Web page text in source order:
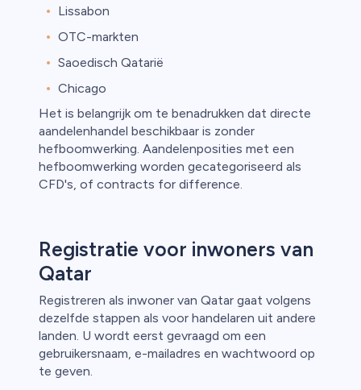
Lissabon
OTC-markten
Saoedisch Qatarië
Chicago
Het is belangrijk om te benadrukken dat directe
aandelenhandel beschikbaar is zonder
hefboomwerking. Aandelenposities met een
hefboomwerking worden gecategoriseerd als
CFD's, of contracts for difference.
Registratie voor inwoners van
Qatar
Registreren als inwoner van Qatar gaat volgens
dezelfde stappen als voor handelaren uit andere
landen. U wordt eerst gevraagd om een
gebruikersnaam, e-mailadres en wachtwoord op
te geven.